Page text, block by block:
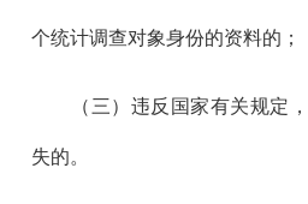
个统计调查对象身份的资料的；
（三）违反国家有关规定，
失的。